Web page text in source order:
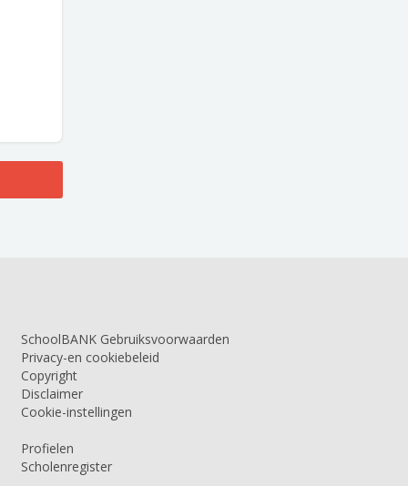
SchoolBANK Gebruiksvoorwaarden
Privacy-en cookiebeleid
Copyright
Disclaimer
Cookie-instellingen
Profielen
Scholenregister